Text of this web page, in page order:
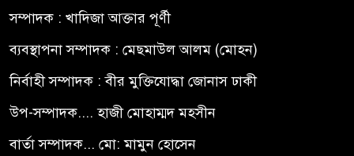
সম্পাদক : খাদিজা আক্তার পূর্ণী
ব্যবস্থাপনা সম্পাদক : মেছমাউল আলম (মোহন)
নির্বাহী সম্পাদক : বীর মুক্তিযোদ্ধা জোনাস ঢাকী
উপ-সম্পাদক.... হাজী মোহাম্মদ মহসীন
বার্তা সম্পাদক... মো: মামুন হোসেন